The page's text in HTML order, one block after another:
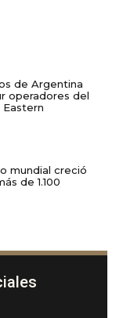
de Argentina
operadores del
Eastern
mundial creció
de 1.100